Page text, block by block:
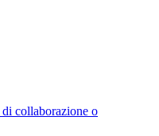
collaborazione o